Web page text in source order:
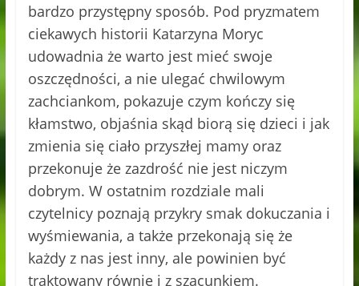
bardzo przystępny sposób. Pod pryzmatem
ciekawych historii Katarzyna Moryc
udowadnia że warto jest mieć swoje
oszczędności, a nie ulegać chwilowym
zachciankom, pokazuje czym kończy się
kłamstwo, objaśnia skąd biorą się dzieci i jak
zmienia się ciało przyszłej mamy oraz
przekonuje że zazdrość nie jest niczym
dobrym. W ostatnim rozdziale mali
czytelnicy poznają przykry smak dokuczania i
wyśmiewania, a także przekonają się że
każdy z nas jest inny, ale powinien być
traktowany równie i z szacunkiem.